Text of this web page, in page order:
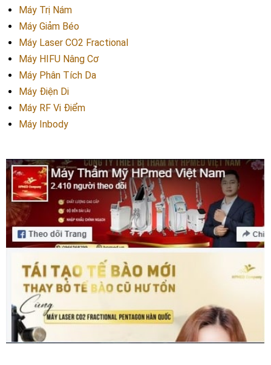
Máy Trị Nám
Máy Giảm Béo
Máy Laser CO2 Fractional
Máy HIFU Nâng Cơ
Máy Phân Tích Da
Máy Điện Di
Máy RF Vi Điểm
Máy Inbody